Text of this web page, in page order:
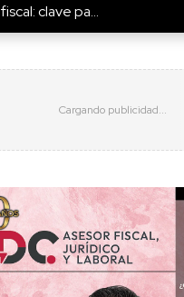
clave pa...